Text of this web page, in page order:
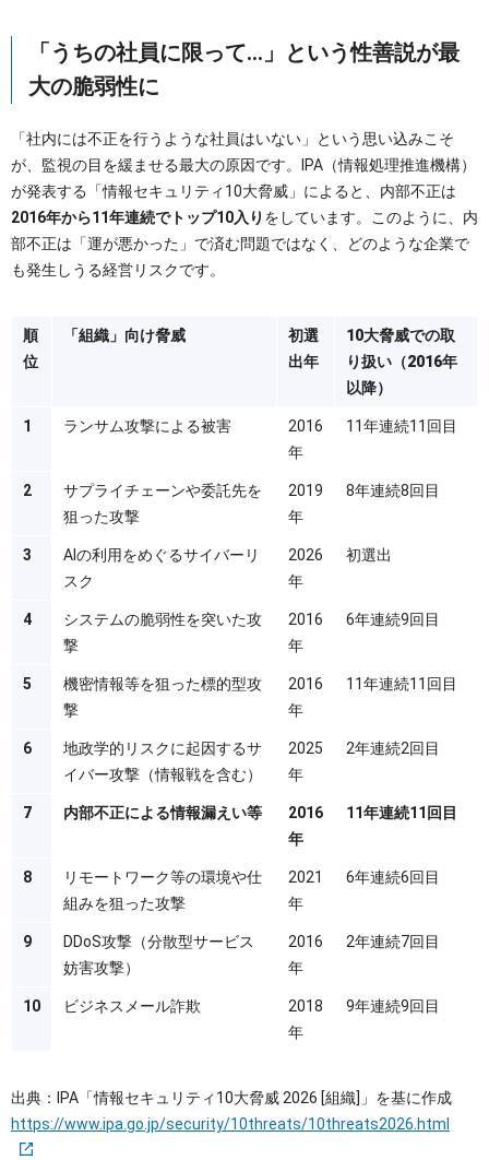
「うちの社員に限って…」という性善説が最
大の脆弱性に
「社内には不正を行うような社員はいない」という思い込みこそ
が、監視の目を緩ませる最大の原因です。IPA（情報処理推進機構）
が発表する「情報セキュリティ10大脅威」によると、内部不正は
2016年から11年連続でトップ10入り をしています。このように、内
部不正は「運が悪かった」で済む問題ではなく、どのような企業で
も発生しうる経営リスクです。
順
位
「組織」向け脅威
初選
出年
10大脅威での取
り扱い（2016年
以降）
1 ランサム攻撃による被害
2016
年
11年連続11回目
2
サプライチェーンや委託先を
狙った攻撃
2019
年
8年連続8回目
3
AIの利用をめぐるサイバーリ
スク
2026
年
初選出
4
システムの脆弱性を突いた攻
撃
2016
年
6年連続9回目
5
機密情報等を狙った標的型攻
撃
2016
年
11年連続11回目
6
地政学的リスクに起因するサ
イバー攻撃（情報戦を含む）
2025
年
2年連続2回目
7 内部不正による情報漏えい等
2016
年
11年連続11回目
8
リモートワーク等の環境や仕
組みを狙った攻撃
2021
年
6年連続6回目
9
DDoS攻撃（分散型サービス
妨害攻撃）
2016
年
2年連続7回目
10 ビジネスメール詐欺
2018
年
9年連続9回目
出典：IPA「情報セキュリティ10大脅威 2026 [組織]」を基に作成
https://www.ipa.go.jp/security/10threats/10threats2026.html